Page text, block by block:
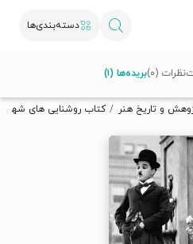
دسته‌بندی‌ها
دریافت کن.
و تاریخ هنر کتاب روشنایی های شهر
نظرات (۰) بریده‌ها (۱)